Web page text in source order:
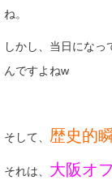
ね。
しかし、当日になっ
んですよねw
そして、 歴史的
それは、 大阪オ